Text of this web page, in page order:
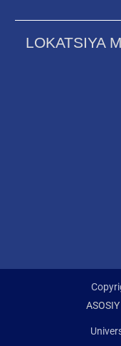
LOKATSIYA
ASOSIY